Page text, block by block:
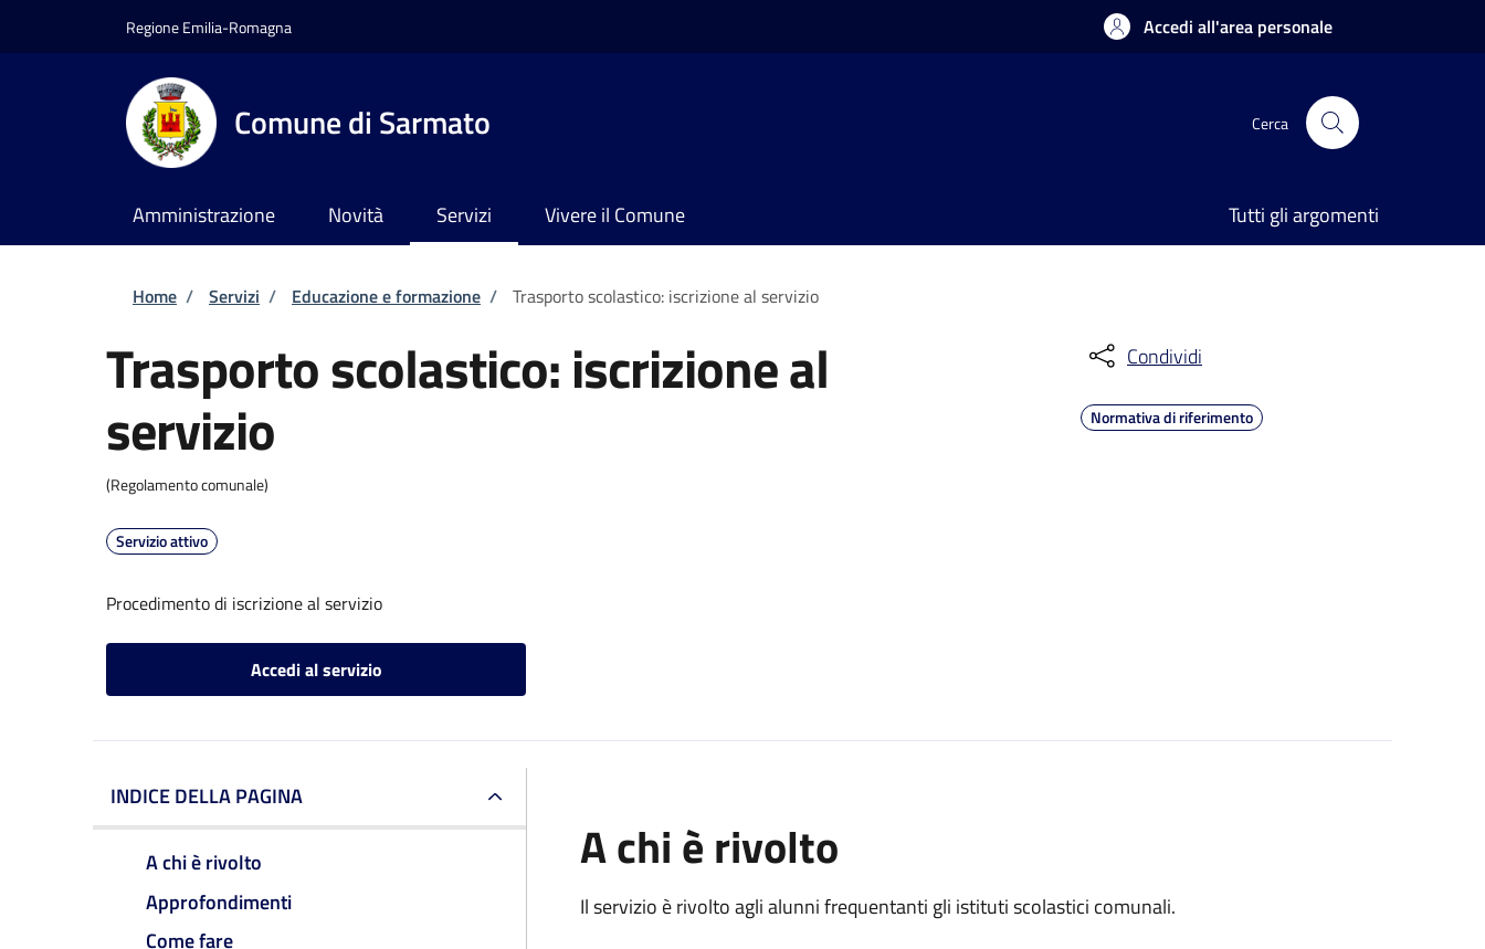
Regione Emilia-Romagna Accedi all'area personale
Comune di Sarmato Cerca
Amministrazione Novità Servizi Vivere il Comune Tutti gli argomenti
Briciole di pane
Home / Servizi / Educazione e formazione / Trasporto scolastico: iscrizione al servizio
Trasporto scolastico: iscrizione al
servizio
(Regolamento comunale)
Servizio attivo
Procedimento di iscrizione al servizio
Accedi al servizio
Condividi
Normativa di riferimento
INDICE DELLA PAGINA
A chi è rivolto
Approfondimenti
Come fare
A chi è rivolto
Il servizio è rivolto agli alunni frequentanti gli istituti scolastici comunali.